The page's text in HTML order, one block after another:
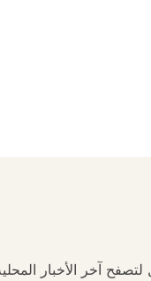
آخر الأخبار